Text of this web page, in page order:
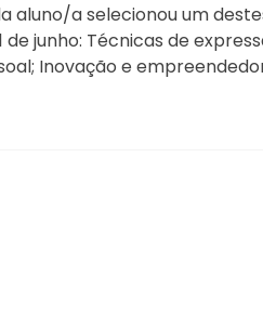
aluno/a selecionou um
de junho: Técnicas de
Inovação e